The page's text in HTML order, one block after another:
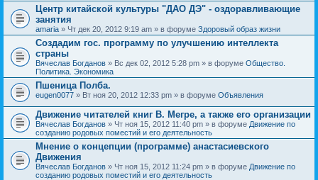
о
с
.
Центр китайской культуры "ДАО ДЭ" - оздоравливающие
занятия
amaria » Чт дек 20, 2012 9:19 am » в форуме Здоровый образ жизни
Создадим гос. программу по улучшению интеллекта
страны
Вячеслав Богданов » Вс дек 02, 2012 5:28 pm » в форуме Общество.
Политика. Экономика
Пшеница Полба.
eugen0077 » Вт ноя 20, 2012 12:33 pm » в форуме Объявления
Движение читателей книг В. Мегре, а также его организации
Вячеслав Богданов » Чт ноя 15, 2012 11:40 pm » в форуме Движение по
созданию родовых поместий и его деятельность
Мнение о концепции (программе) анастасиевского
Движения
Вячеслав Богданов » Чт ноя 15, 2012 11:24 pm » в форуме Движение по
созданию родовых поместий и его деятельность